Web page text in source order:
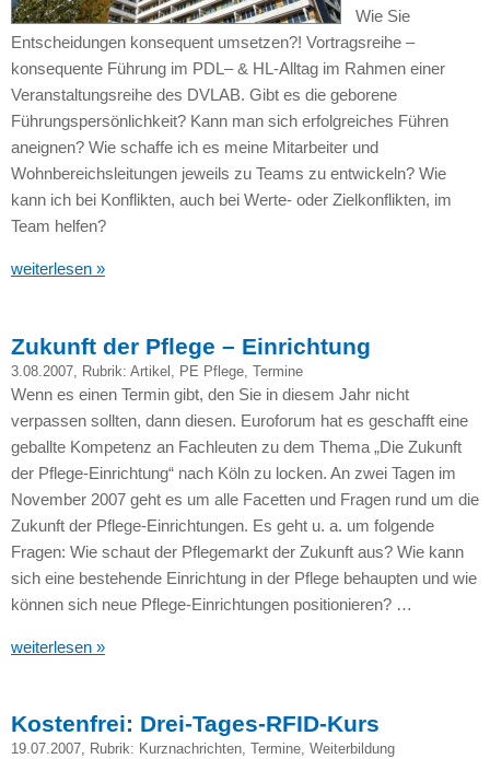
Wie Sie
Entscheidungen konsequent umsetzen?! Vortragsreihe –
konsequente Führung im PDL – & HL-Alltag im Rahmen einer
Veranstaltungsreihe des DVLAB. Gibt es die geborene
Führungspersönlichkeit? Kann man sich erfolgreiches Führen
aneignen? Wie schaffe ich es meine Mitarbeiter und
Wohnbereichsleitungen jeweils zu Teams zu entwickeln? Wie
kann ich bei Konflikten, auch bei Werte- oder Zielkonflikten, im
Team helfen?
weiterlesen »
Zukunft der Pflege – Einrichtung
3.08.2007, Rubrik: Artikel PE Pflege, Termine
Wenn es einen Termin gibt, den Sie in diesem Jahr nicht
verpassen sollten, dann diesen. Euroforum hat es geschafft eine
geballte Kompetenz an Fachleuten zu dem Thema „Die Zukunft
der Pflege-Einrichtung“ nach Köln zu locken. An zwei Tagen im
November 2007 geht es um alle Facetten und Fragen rund um die
Zukunft der Pflege-Einrichtungen. Es geht u. a. um folgende
Fragen: Wie schaut der Pflegemarkt der Zukunft aus? Wie kann
sich eine bestehende Einrichtung in der Pflege behaupten und wie
können sich neue Pflege-Einrichtungen positionieren? …
weiterlesen »
Kostenfrei: Drei-Tages-RFID-Kurs
19.07.2007, Rubrik: Kurznachrichten, Termine, Weiterbildung